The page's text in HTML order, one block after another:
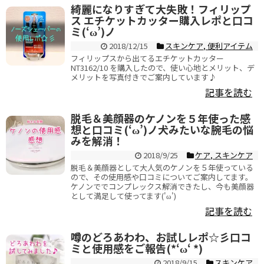
綺麗になりすぎて大失敗！フィリップ
ス エチケットカッター購入レポと口コ
ミ(‘ω’)ノ
2018/12/15 スキンケア, 便利アイテム
フィリップスから出てるエチケットカッター
NT3162/10 を購入したので、使い心地とメリット、デ
メリットを写真付きでご案内しています♪
記事を読む
脱毛＆美顔器のケノンを５年使った感
想と口コミ(‘ω’)ノ犬みたいな腕毛の悩
みを解消！
2018/9/25 ケア, スキンケア
脱毛＆美顔器として大人気のケノンを５年使っている
ので、その使用感や口コミについてご案内してます。
ケノンででコンプレックス解消できたし、今も美顔器
として満足して使ってます('ω')
記事を読む
噂のどろあわわ、お試しレポ☆彡口コ
ミと使用感をご報告(*‘ω‘ *)